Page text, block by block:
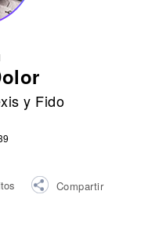
y Fido
Compartir